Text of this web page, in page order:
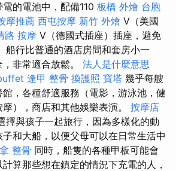
的電池中，配備110 板橋 外燴 台胞
摩推薦 西屯按摩 新竹 外燴 V（美國
路 按摩 V（德國式插座）插座，避免
船行比普通的酒店房間和套房小一
非常適合放鬆。 法人是什麼意思
逢甲 整骨 換護照 寶塔 幾乎每艘
，各種舒適服務（電影，游泳池，健
），商店和其他娛樂表演。 按摩店
擇與孩子一起旅行，因為多樣化的動
和大船，以便父母可以在日常生活中
整骨 同時，船隻的各種甲板可能會
算那些想在鎮定的情況下充電的人，